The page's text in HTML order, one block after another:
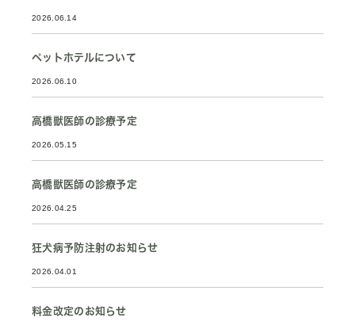
2026.06.14
ペットホテルについて
2026.06.10
高橋獣医師の診療予定
2026.05.15
高橋獣医師の診療予定
2026.04.25
狂犬病予防注射のお知らせ
2026.04.01
料金改定のお知らせ